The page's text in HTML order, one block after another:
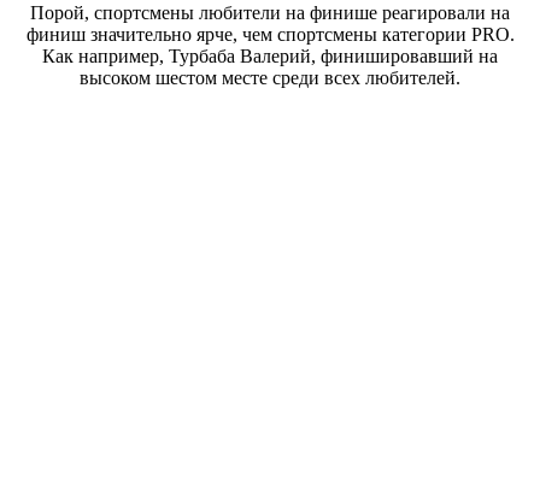
Порой, спортсмены любители на финише реагировали на
финиш значительно ярче, чем спортсмены категории PRO.
Как например, Турбаба Валерий, финишировавший на
высоком шестом месте среди всех любителей.